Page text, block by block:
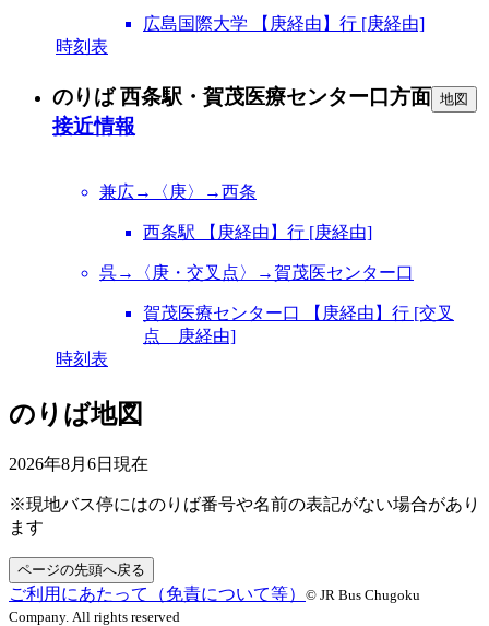
広島国際大学 【庚経由】行 [庚経由]
時刻表
のりば 西条駅・賀茂医療センター口方面 地図
接近情報
兼広→〈庚〉→西条
西条駅 【庚経由】行 [庚経由]
呉→〈庚・交叉点〉→賀茂医センター口
賀茂医療センター口 【庚経由】行 [交叉
点 庚経由]
時刻表
のりば地図
2026年8月6日 現在
※現地バス停にはのりば番号や名前の表記がない場合があり
ます
ページの先頭へ戻る
ご利用にあたって（免責について等） © JR Bus Chugoku
Company. All rights reserved